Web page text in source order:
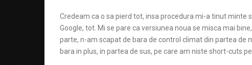
Credeam ca o sa pierd tot, insa procedura mi-a tinut minte
Google, tot. Mi se pare ca versiunea noua se misca mai
parte, n-am scapat de bara de control climat din partea de
bara in plus, in partea de sus, pe care am niste short-cuts